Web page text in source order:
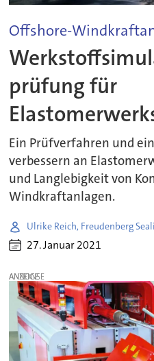
Offshore-
prüfung für
Ein Prüfverfahren und
verbessern an
und Langlebigkeit von
Windkraftanlagen.
Ulrike Reich, Freudenberg
27. Januar 2021
ANZEIGE